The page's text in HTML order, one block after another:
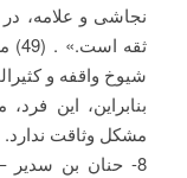
نجاشی و علامه،
شیوخ واقفه و
بنابراین، این
مشکل وثاقت ندارد.
8- حنان بن سدیر